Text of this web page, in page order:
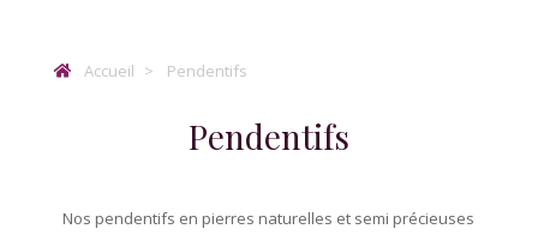
Accueil Pendentifs
Pendentifs
Nos pendentifs en pierres naturelles et semi précieuses